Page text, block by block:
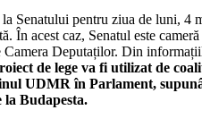
Senatului pentru ziua de luni, 4
În acest caz, Senatul este
Camera Deputaților. Din
de lege va fi utilizat de
UDMR în Parlament,
Budapesta.